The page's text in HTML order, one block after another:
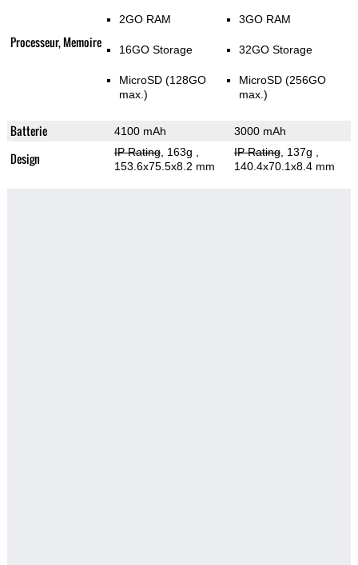
Processeur, Memoire
2GO RAM
16GO Storage
MicroSD (128GO
max.)
3GO RAM
32GO Storage
MicroSD (256GO
max.)
Batterie 4100 mAh 3000 mAh
Design IP Rating, 163g
153.6x75.5x8.2 mm
IP Rating, 137g
140.4x70.1x8.4 mm